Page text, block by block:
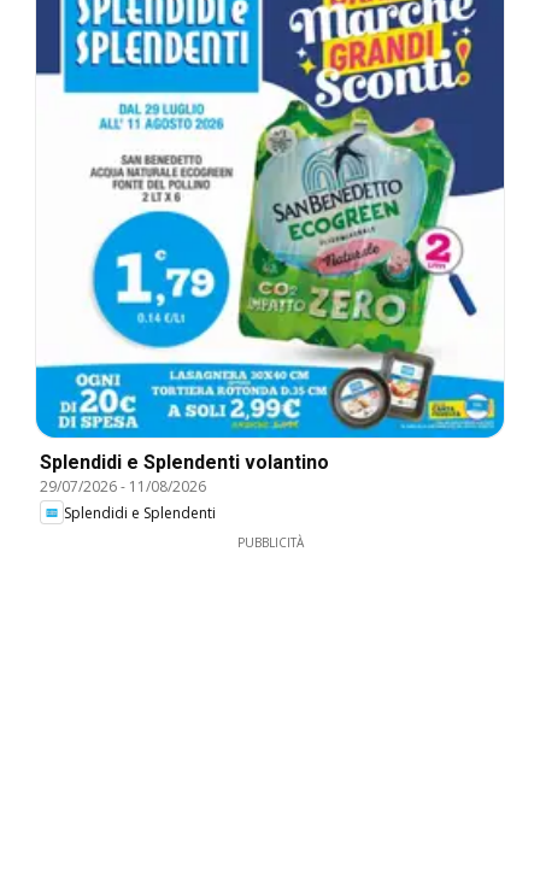
Splendidi e Splendenti volantino
29/07/2026- 11/08/2026
Splendidi e Splendenti
PUBBLICITÀ